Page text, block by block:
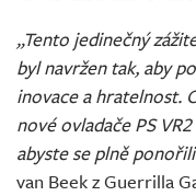
„Tento jedinečný
byl navržen tak, aby
inovace a hratelnost.
nové ovladače PS
abyste se plně
van Beek z Guerrilla